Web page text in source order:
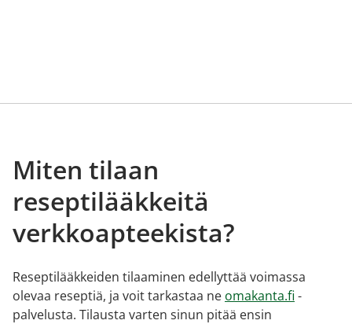
Miten tilaan
reseptilääkkeitä
verkkoapteekista?
Reseptilääkkeiden tilaaminen edellyttää voimassa
olevaa reseptiä, ja voit tarkastaa ne omakanta.fi -
palvelusta. Tilausta varten sinun pitää ensin